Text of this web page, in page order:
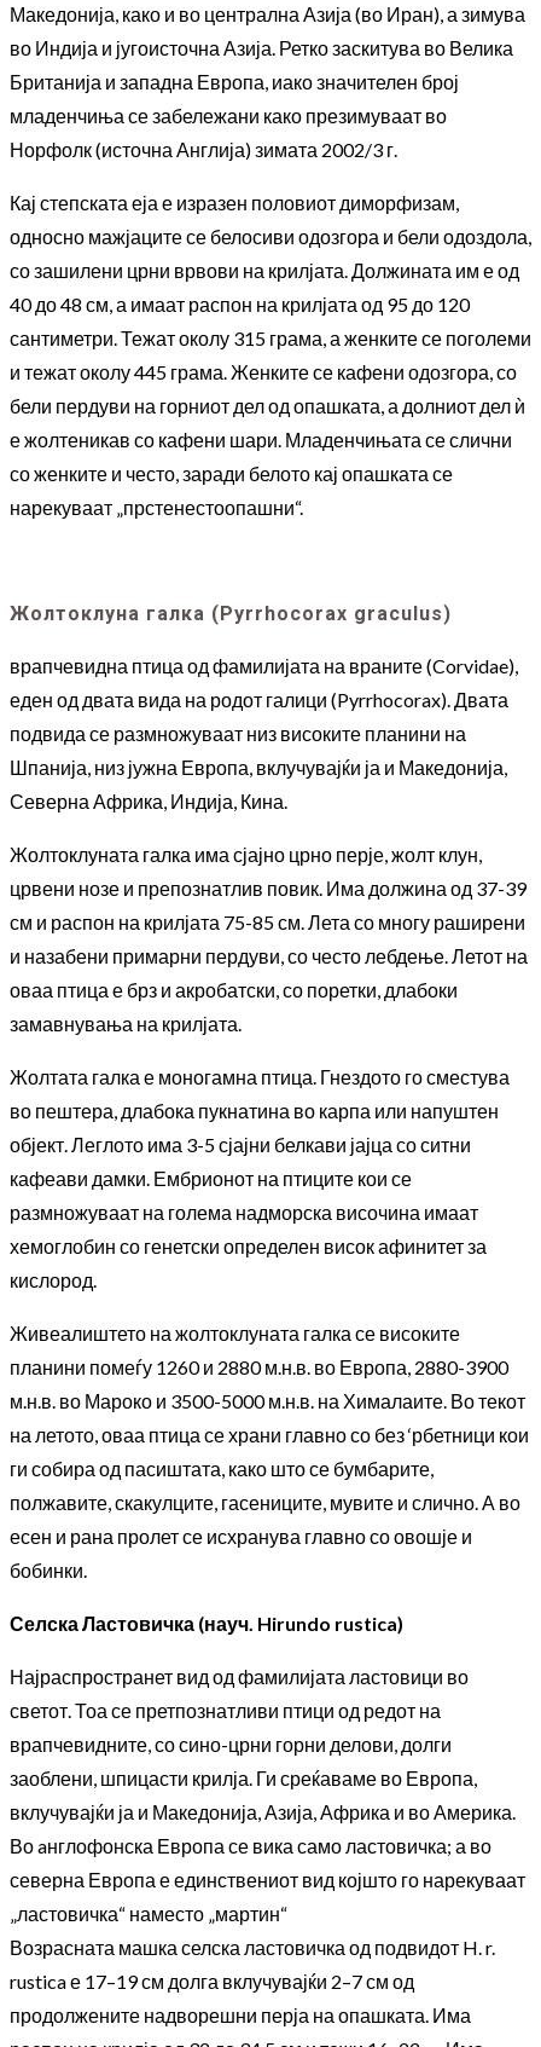
Македонија, како и во централна Азија (во Иран), а зимува
во Индија и југоисточна Азија. Ретко заскитува во Велика
Британија и западна Европа, иако значителен број
младенчиња се забележани како презимуваат во
Норфолк (источна Англија) зимата 2002/3 г.
Кај степската еја е изразен половиот диморфизам,
односно мажјаците се белосиви одозгора и бели одоздола,
со зашилени црни врвови на крилјата. Должината им е од
40 до 48 см, а имаат распон на крилјата од 95 до 120
сантиметри. Тежат околу 315 грама, а женките се поголеми
и тежат околу 445 грама. Женките се кафени одозгора, со
бели пердуви на горниот дел од опашката, а долниот дел ѝ
е жолтеникав со кафени шари. Младенчињата се слични
со женките и често, заради белото кај опашката се
нарекуваат „прстенестоопашни“.
Жолтоклуна галка (Pyrrhocorax graculus)
врапчевидна птица од фамилијата на враните (Corvidae),
еден од двата вида на родот галици (Pyrrhocorax). Двата
подвида се размножуваат низ високите планини на
Шпанија, низ јужна Европа, вклучувајќи ја и Македонија,
Северна Африка, Индија, Кина.
Жолтоклуната галка има сјајно црно перје, жолт клун,
црвени нозе и препознатлив повик. Има должина од 37-39
см и распон на крилјата 75-85 см. Лета со многу раширени
и назабени примарни пердуви, со често лебдење. Летот на
оваа птица е брз и акробатски, со поретки, длабоки
замавнувања на крилјата.
Жолтата галка е моногамна птица. Гнездото го сместува
во пештера, длабока пукнатина во карпа или напуштен
објект. Леглото има 3-5 сјајни белкави јајца со ситни
кафеави дамки. Ембрионот на птиците кои се
размножуваат на голема надморска височина имаат
хемоглобин со генетски определен висок афинитет за
кислород.
Живеалиштето на жолтоклуната галка се високите
планини помеѓу 1260 и 2880 м.н.в. во Европа, 2880-3900
м.н.в. во Мароко и 3500-5000 м.н.в. на Хималаите. Во текот
на летото, оваа птица се храни главно со без ‘рбетници кои
ги собира од пасиштата, како што се бумбарите,
полжавите, скакулците, гасениците, мувите и слично. А во
есен и рана пролет се исхранува главно со овошје и
бобинки.
Селска Ластовичка (науч. Hirundo rustica)
Најраспространет вид од фамилијата ластовици во
светот. Тоа се претпознатливи птици од редот на
врапчевидните, со сино-црни горни делови, долги
заоблени, шпицасти крилја. Ги среќаваме во Европа,
вклучувајќи ја и Македонија, Азија, Африка и во Америка.
Во aнглофонска Европа се вика само ластовичка; а во
северна Европа е единствениот вид којшто го нарекуваат
„ластовичка“ наместо „мартин“
Возрасната машка селска ластовичка од подвидот H. r.
rustica е 17–19 см долга вклучувајќи 2–7 см од
продолжените надворешни перја на опашката. Има